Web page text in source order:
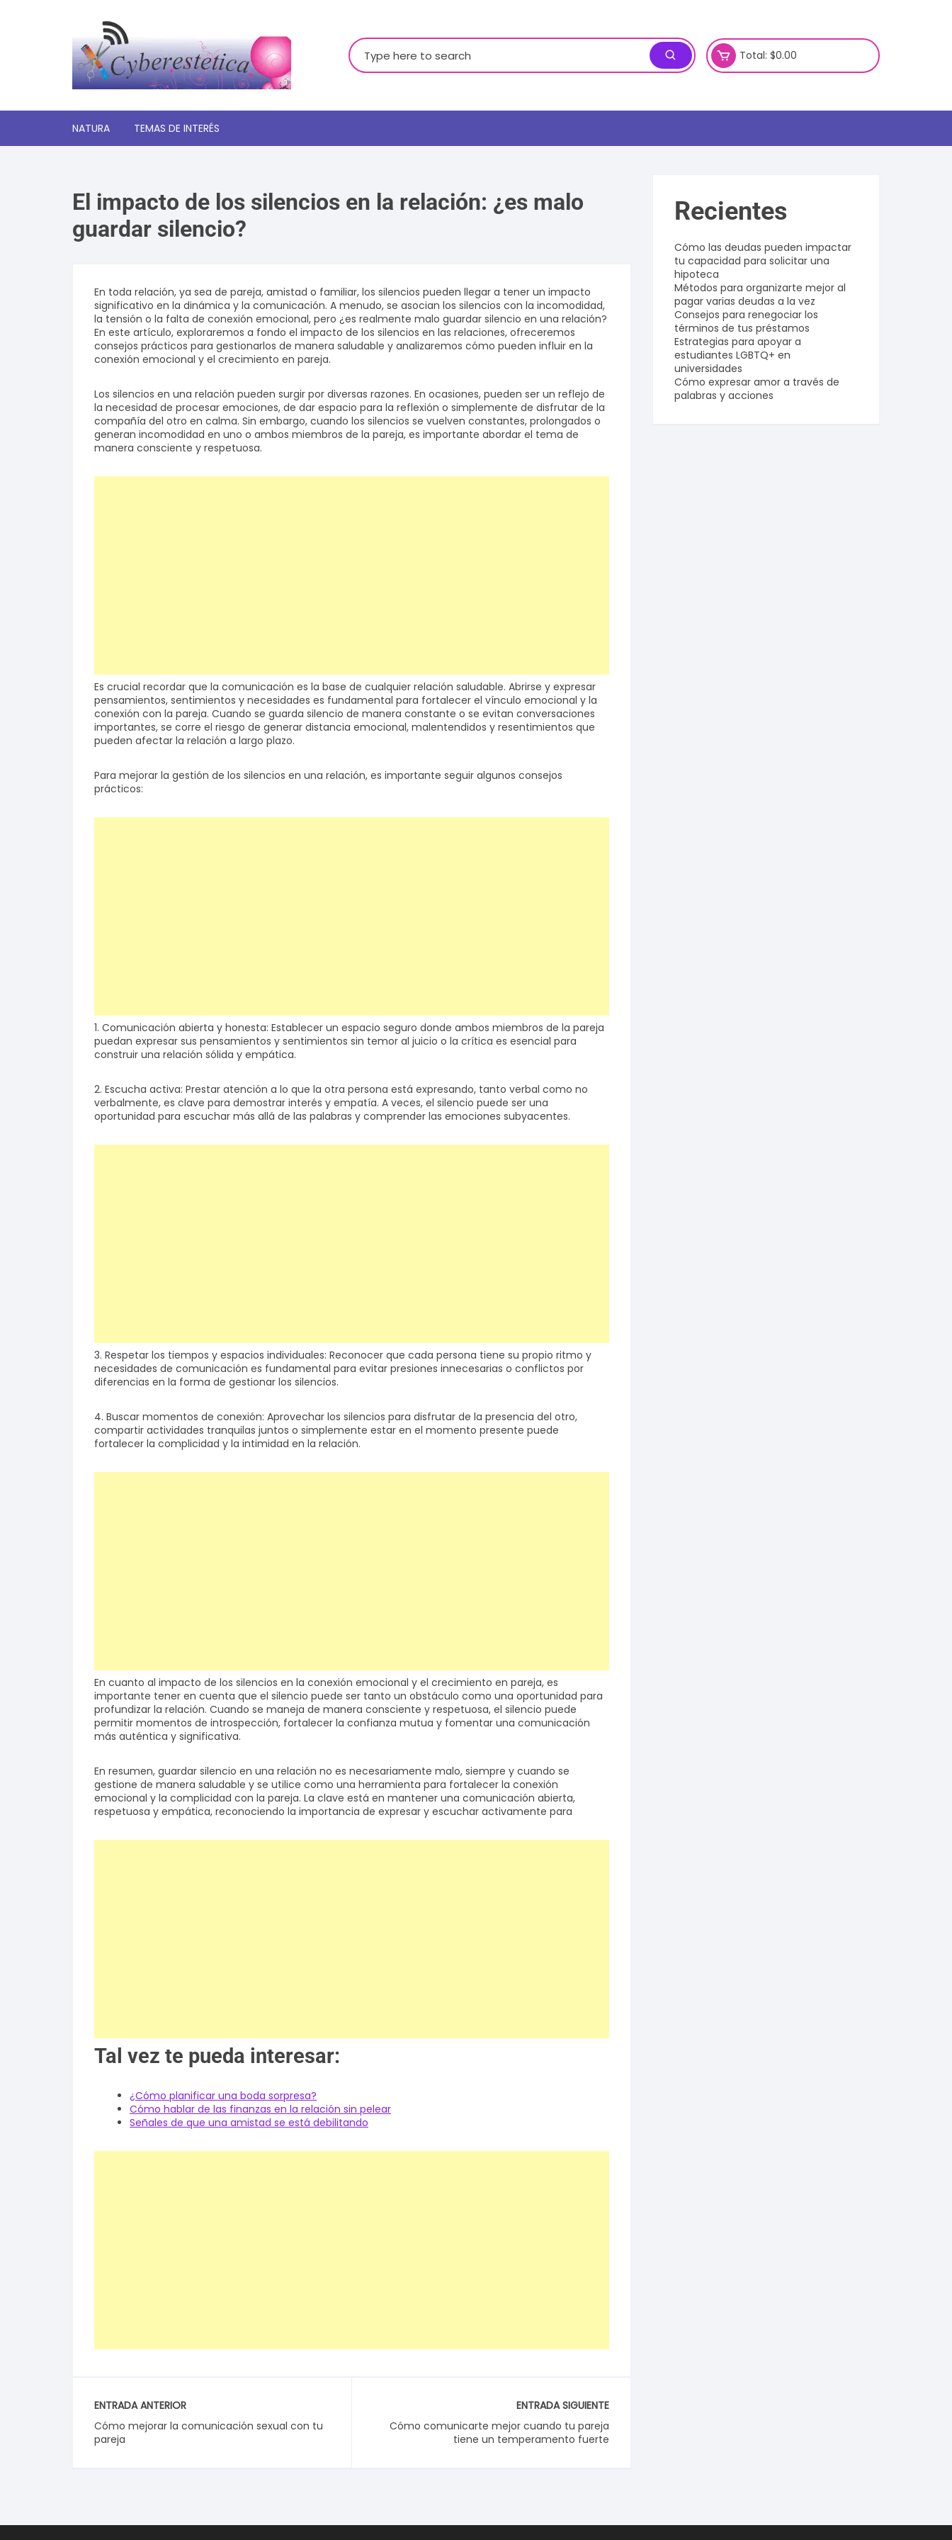
Buscar:
Total: $0.00
NATURA TEMAS DE INTERÉS
Autoayuda y desarrollo
personal
Estética
Salud y bienestar
Reseñas
Actualidad
El impacto de los silencios en la relación: ¿es malo
guardar silencio?
En toda relación, ya sea de pareja, amistad o familiar, los silencios pueden llegar a tener un impacto
significativo en la dinámica y la comunicación. A menudo, se asocian los silencios con la incomodidad,
la tensión o la falta de conexión emocional, pero ¿es realmente malo guardar silencio en una relación?
En este artículo, exploraremos a fondo el impacto de los silencios en las relaciones, ofreceremos
consejos prácticos para gestionarlos de manera saludable y analizaremos cómo pueden influir en la
conexión emocional y el crecimiento en pareja.
Los silencios en una relación pueden surgir por diversas razones. En ocasiones, pueden ser un reflejo de
la necesidad de procesar emociones, de dar espacio para la reflexión o simplemente de disfrutar de la
compañía del otro en calma. Sin embargo, cuando los silencios se vuelven constantes, prolongados o
generan incomodidad en uno o ambos miembros de la pareja, es importante abordar el tema de
manera consciente y respetuosa.
Es crucial recordar que la comunicación es la base de cualquier relación saludable. Abrirse y expresar
pensamientos, sentimientos y necesidades es fundamental para fortalecer el vínculo emocional y la
conexión con la pareja. Cuando se guarda silencio de manera constante o se evitan conversaciones
importantes, se corre el riesgo de generar distancia emocional, malentendidos y resentimientos que
pueden afectar la relación a largo plazo.
Para mejorar la gestión de los silencios en una relación, es importante seguir algunos consejos
prácticos:
1. Comunicación abierta y honesta: Establecer un espacio seguro donde ambos miembros de la pareja
puedan expresar sus pensamientos y sentimientos sin temor al juicio o la crítica es esencial para
construir una relación sólida y empática.
2. Escucha activa: Prestar atención a lo que la otra persona está expresando, tanto verbal como no
verbalmente, es clave para demostrar interés y empatía. A veces, el silencio puede ser una
oportunidad para escuchar más allá de las palabras y comprender las emociones subyacentes.
3. Respetar los tiempos y espacios individuales: Reconocer que cada persona tiene su propio ritmo y
necesidades de comunicación es fundamental para evitar presiones innecesarias o conflictos por
diferencias en la forma de gestionar los silencios.
4. Buscar momentos de conexión: Aprovechar los silencios para disfrutar de la presencia del otro,
compartir actividades tranquilas juntos o simplemente estar en el momento presente puede
fortalecer la complicidad y la intimidad en la relación.
En cuanto al impacto de los silencios en la conexión emocional y el crecimiento en pareja, es
importante tener en cuenta que el silencio puede ser tanto un obstáculo como una oportunidad para
profundizar la relación. Cuando se maneja de manera consciente y respetuosa, el silencio puede
permitir momentos de introspección, fortalecer la confianza mutua y fomentar una comunicación
más auténtica y significativa.
En resumen, guardar silencio en una relación no es necesariamente malo, siempre y cuando se
gestione de manera saludable y se utilice como una herramienta para fortalecer la conexión
emocional y la complicidad con la pareja. La clave está en mantener una comunicación abierta,
respetuosa y empática, reconociendo la importancia de expresar y escuchar activamente para
Tal vez te pueda interesar:
¿Cómo planificar una boda sorpresa?
Cómo hablar de las finanzas en la relación sin pelear
Señales de que una amistad se está debilitando
ENTRADA ANTERIOR
Cómo mejorar la comunicación sexual con tu
pareja
ENTRADA SIGUIENTE
Cómo comunicarte mejor cuando tu pareja
tiene un temperamento fuerte
Recientes
Cómo las deudas pueden impactar
tu capacidad para solicitar una
hipoteca
Métodos para organizarte mejor al
pagar varias deudas a la vez
Consejos para renegociar los
términos de tus préstamos
Estrategias para apoyar a
estudiantes LGBTQ+ en
universidades
Cómo expresar amor a través de
palabras y acciones